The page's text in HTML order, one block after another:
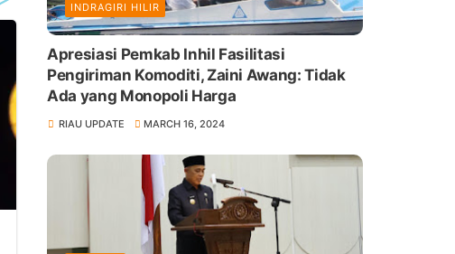
INDRAGIRI HILIR
Apresiasi Pemkab Inhil Fasilitasi
Pengiriman Komoditi, Zaini Awang: Tidak
Ada yang Monopoli Harga
RIAU UPDATE MARCH 16, 2024